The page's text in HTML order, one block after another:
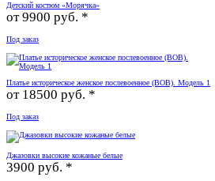
Детский костюм «Морячка»
от9900 руб. *
Под заказ
Платье историческое женское послевоенное (ВОВ). Модель 1
от 18500 руб. *
Под заказ
Джазовки высокие кожаные белые
3900 руб. *